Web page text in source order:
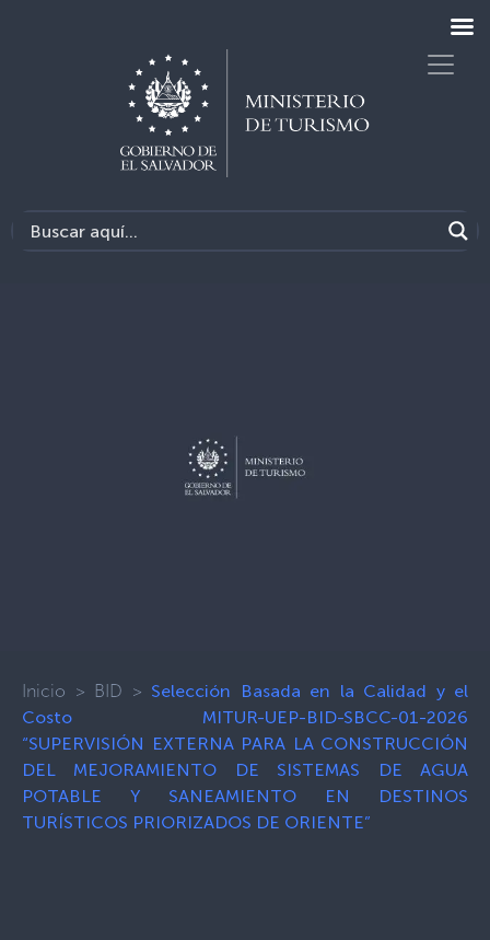
Inicio > BID > Selección Basada en la Calidad y el
Costo MITUR-UEP-BID-SBCC-01-2026
“SUPERVISIÓN EXTERNA PARA LA CONSTRUCCIÓN
DEL MEJORAMIENTO DE SISTEMAS DE AGUA
POTABLE Y SANEAMIENTO EN DESTINOS
TURÍSTICOS PRIORIZADOS DE ORIENTE”